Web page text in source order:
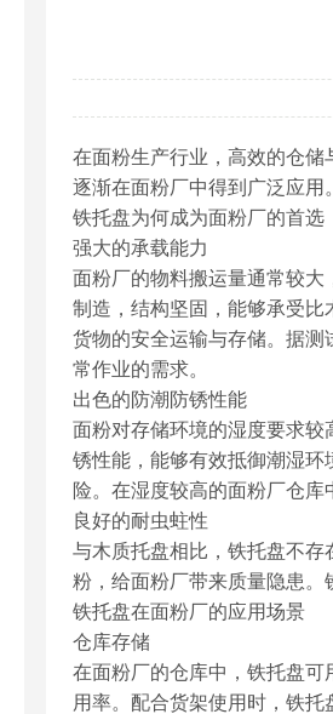
在面粉生产行业，高效的仓
逐渐在面粉厂中得到广泛应用。
铁托盘为何成为面粉厂的首选​
强大的承载能力​
面粉厂的物料搬运量通常较
制造，结构坚固，能够承受
货物的安全运输与存储。据测
常作业的需求。​
出色的防潮防锈性能​
面粉对存储环境的湿度要求
锈性能，能够有效抵御潮湿
险。在湿度较高的面粉厂仓库
良好的耐虫蛀性​
与木质托盘相比，铁托盘不
粉，给面粉厂带来质量隐患。
铁托盘在面粉厂的应用场景​
仓库存储​
在面粉厂的仓库中，铁托盘可
用率。配合货架使用时，铁